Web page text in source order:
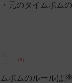
元のタイムボム
ボムのルールは